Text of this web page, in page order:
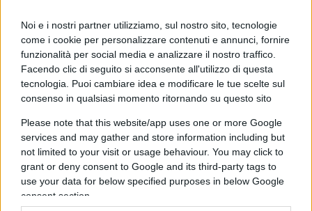
Noi e i nostri partner utilizziamo, sul nostro sito, tecnologie
come i cookie per personalizzare contenuti e annunci, fornire
funzionalità per social media e analizzare il nostro traffico.
Facendo clic di seguito si acconsente all'utilizzo di questa
tecnologia. Puoi cambiare idea e modificare le tue scelte sul
consenso in qualsiasi momento ritornando su questo sito
Please note that this website/app uses one or more Google
services and may gather and store information including but
not limited to your visit or usage behaviour. You may click to
grant or deny consent to Google and its third-party tags to
use your data for below specified purposes in below Google
consent section.
Il cuore dei lavori si concentra nel trattoOrvieto-
Settebagni, passaggio fondamentale per
completare l’installazione del sistema lungo
l’intera direttrice Roma-Firenze. Nel dettaglio,
dalla mezzanotte di sabato alle 15 di domenica
sarà interrotta la trattaRovezzano-Settebagni
sulla linea Alta Velocità, mentre sulla linea
convenzionale lo stop riguarderà la trattaOrte-
Roma Tiburtinatra le 14 di sabato e le 5 di
domenica.